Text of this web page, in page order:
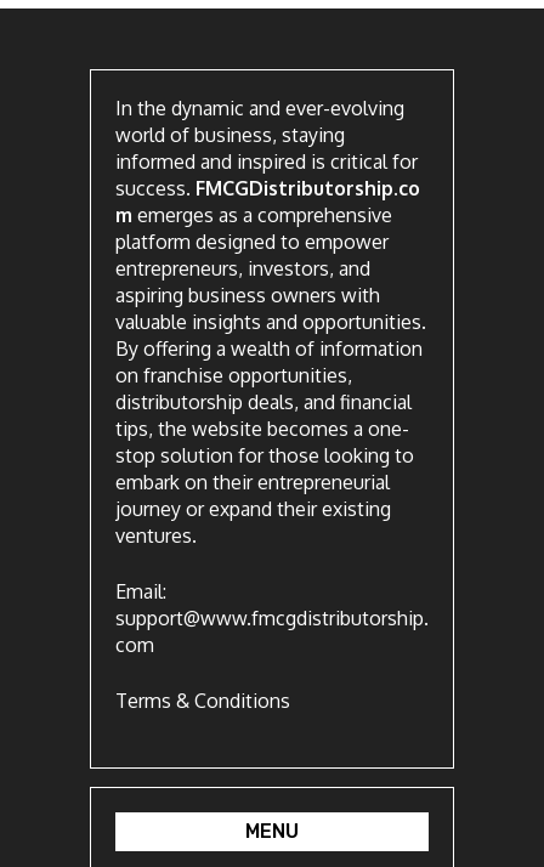
In the dynamic and ever-evolving
world of business, staying
informed and inspired is critical for
success. FMCGDistributorship.co
m emerges as a comprehensive
platform designed to empower
entrepreneurs, investors, and
aspiring business owners with
valuable insights and opportunities.
By offering a wealth of information
on franchise opportunities,
distributorship deals, and financial
tips, the website becomes a one-
stop solution for those looking to
embark on their entrepreneurial
journey or expand their existing
ventures.
Email:
support@www.fmcgdistributorship.
com
Terms & Conditions
MENU